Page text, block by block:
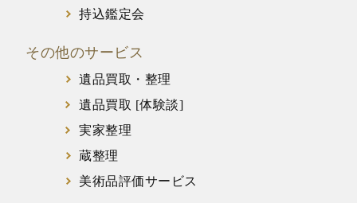
持込鑑定会
その他のサービス
遺品買取・整理
遺品買取 [体験談]
実家整理
蔵整理
美術品評価サービス